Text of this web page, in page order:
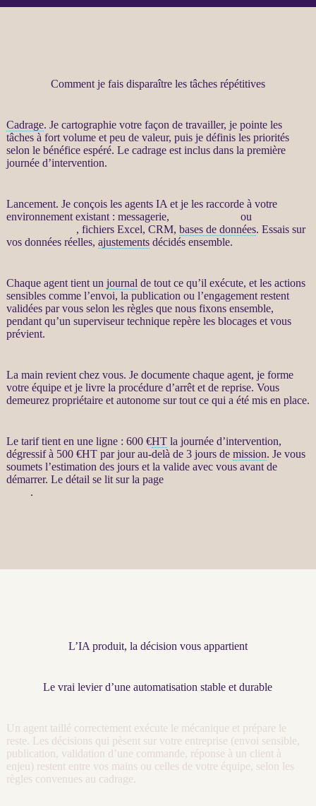
Comment je fais disparaître les tâches répétitives
Cadrage. Je cartographie votre façon de travailler, je pointe les
tâches à fort volume et peu de valeur, puis je définis les priorités
selon le bénéfice espéré. Le cadrageest inclus dans la première
journée d’intervention.
Lancement. Je conçois les agents IA et je les raccorde à votre
environnement existant : messagerie,
ou
, fichiers Excel, CRM, bases de données. Essais sur
vos donnéesréelles, ajustementsdécidés ensemble.
Chaque agenttient un journal de tout ce qu’il exécute, et les actions
sensibles comme l’envoi, la publication ou l’engagement restent
validées par vous selon les règles que nous fixons ensemble,
pendant qu’un superviseur technique repère les blocages et vous
prévient.
La main revient chez vous. Je documente chaque agent, je forme
votre équipe et je livre la procédure d’arrêt et de reprise. Vous
demeurez propriétaire et autonome sur tout ce qui a été mis en place.
Le tarif tient en une ligne : 600 €HTla journée d’intervention,
dégressif à 500 €HTpar jour au-delà de 3 jours de mission. Je vous
soumets l’estimation des jours et la valide avec vous avant de
démarrer. Le détail se lit sur la page
.
L’IA produit, la décision vous appartient
Le vrai levier d’une automatisation stable et durable
Un agent taillé correctement exécute le mécanique et prépare le
reste. Les décisions qui pèsent sur votre entreprise (envoi sensible,
publication, validation d’une commande, réponse à un client à
enjeu) restent entre vos mains ou celles de votre équipe, selon les
règles convenues au cadrage.